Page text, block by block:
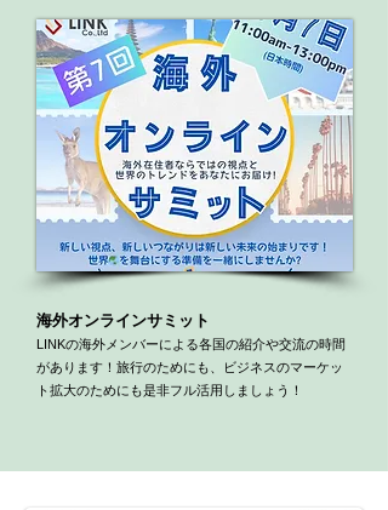
海外オンラインサミット
​LINKの海外メンバーによる各国の紹介や交流の時間
があります！旅行のためにも、ビジネスのマーケッ
ト拡大のためにも是非フル活用しましょう！